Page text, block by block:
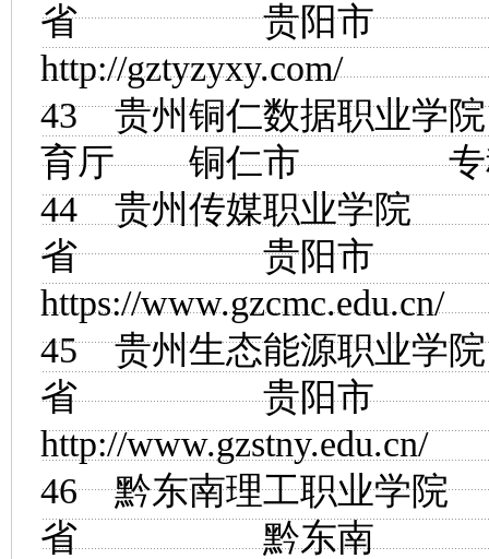
省 贵阳
http://gztyzyxy.com/
43贵州铜仁数据职业学院
育厅 铜仁
44贵州传媒职业学院
省 贵阳
https://www.gzcmc.edu.cn/
45贵州生态能源职业学院
省 贵阳
http://www.gzstny.edu.cn/
46黔东南理工职业学院
省 黔东